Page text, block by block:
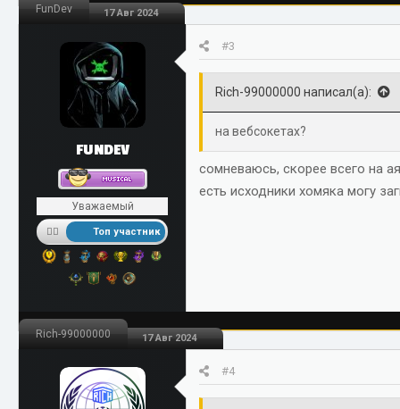
FunDev 17 Авг 2024
FUNDEV
Уважаемый
Топ участник
#3
Rich-99000000 написал(а):
на вебсокетах?
сомневаюсь, скорее всего на
есть исходники хомяка могу
Rich-99000000 17 Авг 2024
#4